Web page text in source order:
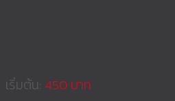
เริ่มต้น: 450